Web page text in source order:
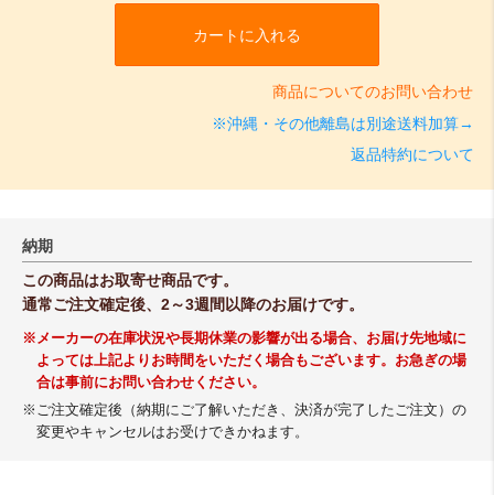
カートに入れる
商品についてのお問い合わせ
※沖縄・その他離島は別途送料加算→
返品特約について
納期
この商品はお取寄せ商品です。
通常ご注文確定後、2～3週間以降のお届けです。
※メーカーの在庫状況や長期休業の影響が出る場合、お届け先地域に
よっては上記よりお時間をいただく場合もございます。お急ぎの場
合は事前にお問い合わせください。
※ご注文確定後（納期にご了解いただき、決済が完了したご注文）の
変更やキャンセルはお受けできかねます。